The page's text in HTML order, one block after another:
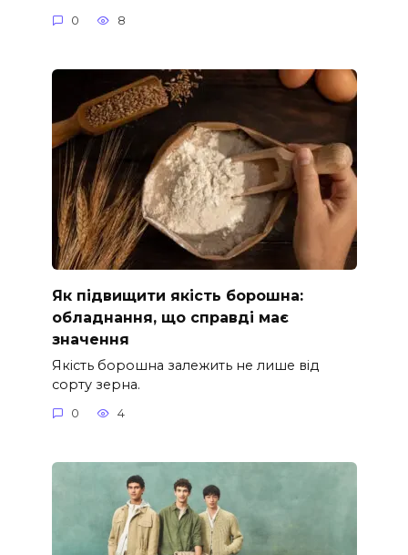
0 8
Як підвищити якість борошна:
обладнання, що справді має
значення
Якість борошна залежить не лише від
сорту зерна.
0 4